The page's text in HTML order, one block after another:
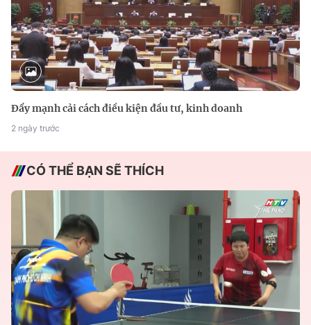
Đẩy mạnh cải cách điều kiện đầu tư, kinh doanh
2 ngày trước
CÓ THỂ BẠN SẼ THÍCH